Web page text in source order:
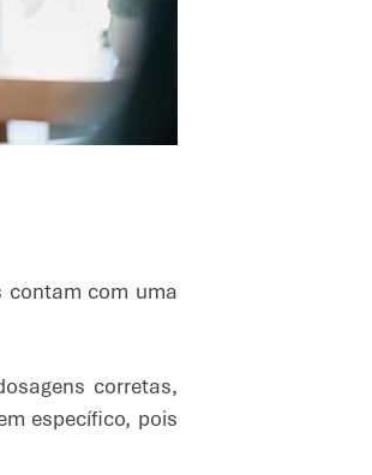
contam com uma
corretas,
específico, pois